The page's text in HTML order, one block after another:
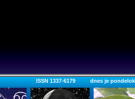
ISSN 1337-6179 dnes je pondelok